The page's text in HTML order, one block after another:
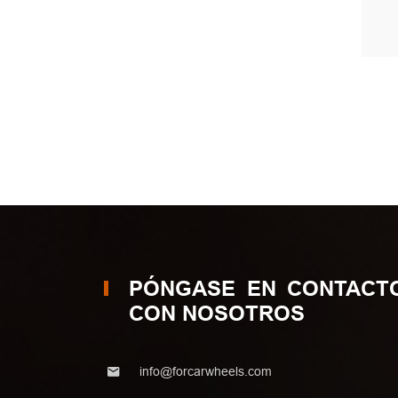
PÓNGASE EN
CON NOSOTROS
info@forcarwheels.com